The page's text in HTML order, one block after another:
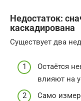
Недостаток:
каскадирована
Существует два
Остаётся
влияют на
Само